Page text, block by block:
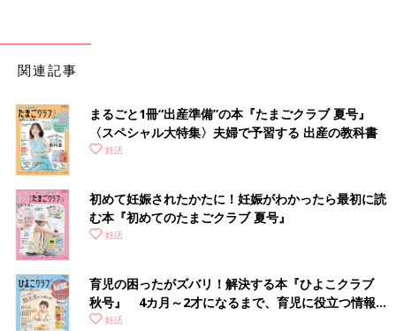
関連記事
まるごと1冊“出産準備”の本『たまごクラブ 夏号』
〈スペシャル大特集〉夫婦で予習する 出産の教科書
妊活
初めて妊娠されたかたに！妊娠がわかったら最初に読
む本『初めてのたまごクラブ 夏号』
妊活
育児の困ったがズバリ！解決する本『ひよこクラブ
秋号』 4カ月～2才になるまで、育児に役立つ情報が
いっぱい！
妊活